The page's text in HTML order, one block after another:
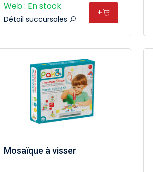
Web : En stock
Détail succursales
+
Mosaïque à visser